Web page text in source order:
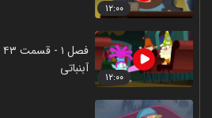
۱۲:۰۰
۱۲:۰۰
آبنباتی